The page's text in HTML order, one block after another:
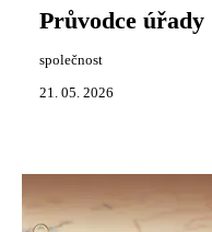
Průvodce úřady
společnost
21. 05. 2026